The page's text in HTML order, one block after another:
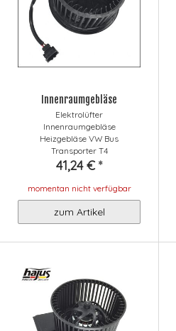
Innenraumgebläse
Elektrolüfter
Innenraumgebläse
Heizgebläse VW Bus
Transporter T4
41,24 € *
momentan nicht verfügbar
zum Artikel